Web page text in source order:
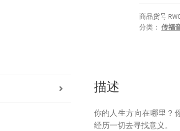
双
语
量
商品货号
分类：传福
描述
你的人生方向在哪里？
经历一切去寻找意义。